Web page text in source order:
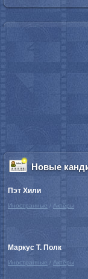
Новые
Пэт Хили
Иностранные / Актёры
Маркус Т. Полк
Иностранные / Актёры